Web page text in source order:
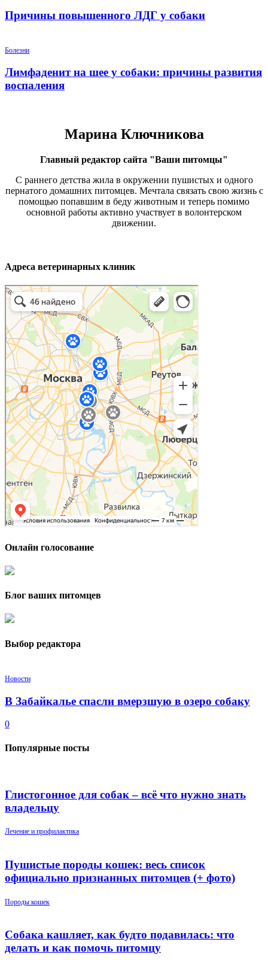
Причины повышенного ЛДГ у собаки
Болезни
Лимфаденит на шее у собаки: причины развития
воспаления
Марина Ключникова
Главный редактор сайта "Ваши питомцы"
С раннего детства жила в окружении пушистых и одного
пернатого домашних питомцев. Мечтала связать свою жизнь с
помощью попавшим в беду животным и теперь помимо
основной работы активно участвует в волонтерском
движении.
Адреса ветеринарных клиник
Онлайн голосование
Блог ваших питомцев
Выбор редактора
Новости
В Забайкалье спасли вмерзшую в озеро собаку
0
Популярные посты
Глистогонное для собак – всё что нужно знать
владельцу
Лечение и профилактика
Пушистые породы кошек: весь список
официально признанных питомцев (+ фото)
Породы кошек
Собака кашляет, как будто подавилась: что
делать и как помочь питомцу